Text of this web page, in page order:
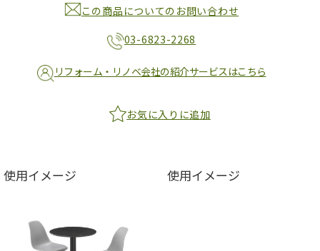
この商品についてのお問い合わせ
03-6823-2268
リフォーム・リノベ会社の紹介サービスはこちら
お気に入りに追加
使用イメージ 使用イメージ